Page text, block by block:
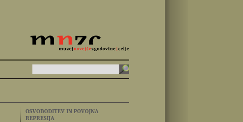
OSVOBODITEV IN POVOJNA
REPRESIJA